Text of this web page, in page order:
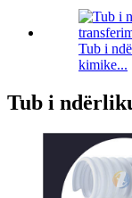
Tub i
kimike...
Tub i